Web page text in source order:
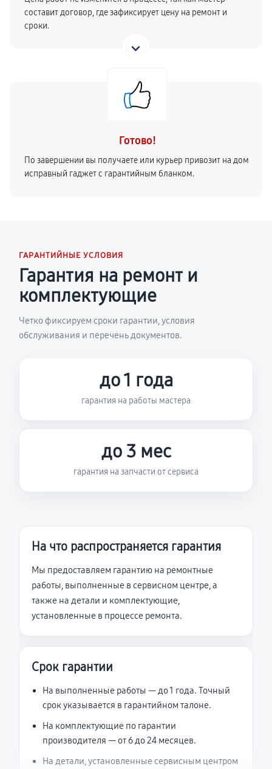
составит договор, где зафиксирует цену на ремонт и
сроки.
Готово!
По завершении вы получаете или курьер привозит на дом
исправный гаджет с гарантийным бланком.
ГАРАНТИЙНЫЕ УСЛОВИЯ
Гарантия на ремонт и
комплектующие
Четко фиксируем сроки гарантии, условия
обслуживания и перечень документов.
до 1 года
гарантия на работы мастера
до 3 мес
гарантия на запчасти от сервиса
На что распространяется гарантия
Мы предоставляем гарантию на ремонтные
работы, выполненные в сервисном центре, а
также на детали и комплектующие,
установленные в процессе ремонта.
Срок гарантии
На выполненные работы — до 1 года. Точный
срок указывается в гарантийном талоне.
На комплектующие по гарантии
производителя — от 6 до 24 месяцев.
На детали, установленные сервисным центром